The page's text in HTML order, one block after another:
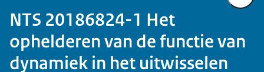
NTS 20186824-1 Het
ophelderen van de functie van
dynamiek in het uitwisselen